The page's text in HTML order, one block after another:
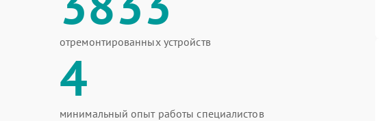
отремонтированных устройств
4
минимальный опыт работы специалистов